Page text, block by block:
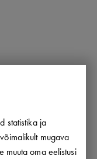
statistika ja
mugava
muuta oma eelistusi